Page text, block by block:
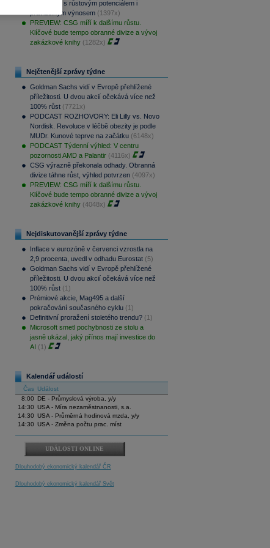
aristokraty s růstovým potenciálem i
pravidelným výnosem (1397x)
PREVIEW: CSG míří k dalšímu růstu.
Klíčové bude tempo obranné divize a vývoj
zakázkové knihy (1282x)
Nejčtenější zprávy týdne
Goldman Sachs vidí v Evropě přehlížené
příležitosti. U dvou akcií očekává více než
100% růst (7721x)
PODCAST ROZHOVORY: Eli Lilly vs. Novo
Nordisk. Revoluce v léčbě obezity je podle
MUDr. Kunové teprve na začátku (6148x)
PODCAST Týdenní výhled: V centru
pozornosti AMD a Palantir (4116x)
CSG výrazně překonala odhady. Obranná
divize táhne růst, výhled potvrzen (4097x)
PREVIEW: CSG míří k dalšímu růstu.
Klíčové bude tempo obranné divize a vývoj
zakázkové knihy (4048x)
Nejdiskutovanější zprávy týdne
Inflace v eurozóně v červenci vzrostla na
2,9 procenta, uvedl v odhadu Eurostat (5)
Goldman Sachs vidí v Evropě přehlížené
příležitosti. U dvou akcií očekává více než
100% růst (1)
Prémiové akcie, Mag495 a další
pokračování současného cyklu (1)
Definitivní proražení stoletého trendu? (1)
Microsoft smetl pochybnosti ze stolu a
jasně ukázal, jaký přínos mají investice do
AI (1)
Kalendář událostí
Čas Událost
8:00
DE - Průmyslová výroba, y/y
14:30 USA - Míra nezaměstnanosti, s.a.
14:30 USA - Průměrná hodinová mzda, y/y
14:30 USA - Změna počtu prac. míst
UDÁLOSTI ONLINE
Dlouhodobý ekonomický kalendář ČR
Dlouhodobý ekonomický kalendář Svět